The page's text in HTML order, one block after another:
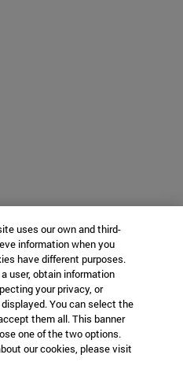
uses our own and third-
information when you
have different purposes.
user, obtain information
your privacy, or
You can select the
them all. This banner
one of the two options.
our cookies, please visit